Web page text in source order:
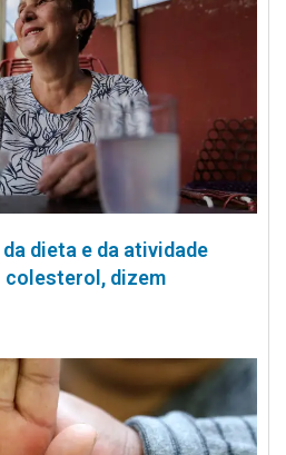
dieta e da atividade
dizem